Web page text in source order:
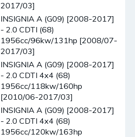
2017/03]
INSIGNIA A (G09) [2008-2017]
- 2.0 CDTI (68)
1956cc/96kw/131hp [2008/07-
2017/03]
INSIGNIA A (G09) [2008-2017]
- 2.0 CDTI 4x4 (68)
1956cc/118kw/160hp
[2010/06-2017/03]
INSIGNIA A (G09) [2008-2017]
- 2.0 CDTI 4x4 (68)
1956cc/120kw/163hp